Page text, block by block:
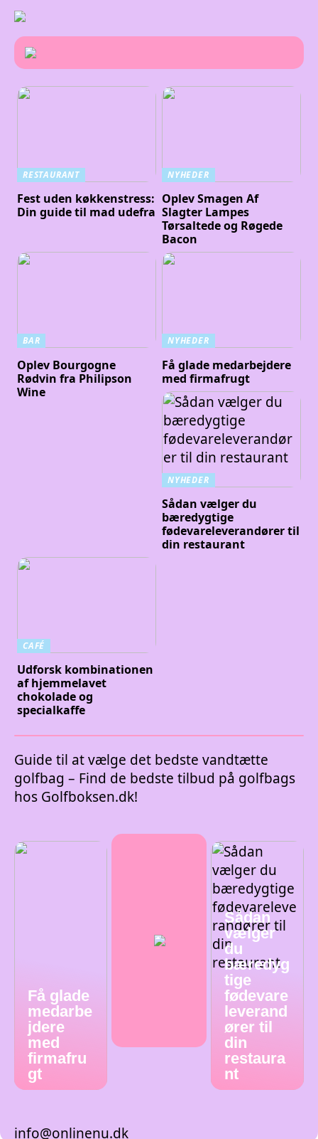
RESTAURANT
Fest uden køkkenstress:
Din guide til mad udefra
NYHEDER
Oplev Smagen Af
Slagter Lampes
Tørsaltede og Røgede
Bacon
BAR
Oplev Bourgogne
Rødvin fra Philipson
Wine
NYHEDER
Få glade medarbejdere
med firmafrugt
NYHEDER
Sådan vælger du
bæredygtige
fødevareleverandører til
din restaurant
CAFÉ
Udforsk kombinationen
af hjemmelavet
chokolade og
specialkaffe
Guide til at vælge det bedste vandtætte
golfbag – Find de bedste tilbud på golfbags
hos Golfboksen.dk!
Få glade
medarbe
jdere
med
firmafru
gt
Sådan
vælger
du
bæredyg
tige
fødevare
leverand
ører til
din
restaura
nt
info@onlinenu.dk